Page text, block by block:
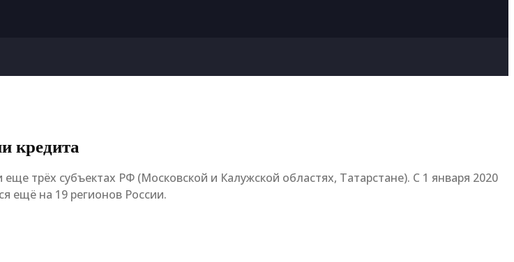
кредита
трёх субъектах РФ (Московской и Калужской областях, Татарстане). С 1 января 2020
ещё на 19 регионов России.